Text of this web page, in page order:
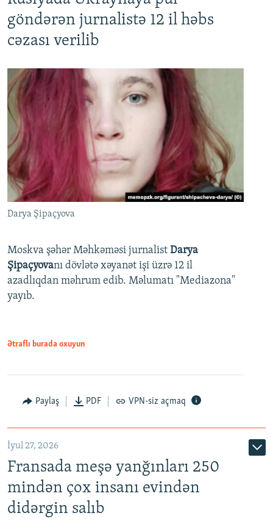
göndərən jurnalistə 12 il həbs
cəzası verilib
Darya Şipaçyova
Moskva şəhər Məhkəməsi jurnalist Darya
Şipaçyovanı dövlətə xəyanət işi üzrə 12 il
azadlıqdan məhrum edib. Məlumatı "Mediazona"
yayıb.
Ətraflı burada oxuyun
Paylaş PDF VPN-siz açmaq
İyul 27, 2026
Fransada meşə yanğınları 250
mindən çox insanı evindən
didərgin salıb